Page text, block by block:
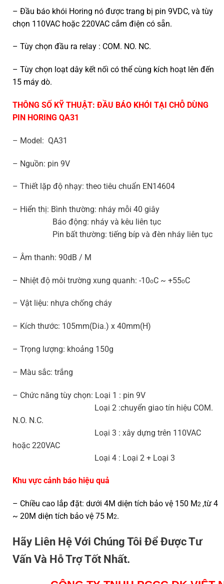
– Đầu báo khói Horing nó được trang bị pin 9VDC, và tùy
chọn 110VAC hoặc 220VAC cắm điện có sẵn.
– Tùy chọn đầu ra relay : COM. NO. NC.
– Tùy chọn loạt dây kết nối có thể cùng kích hoạt lên đến
15 máy dò.
THÔNG SỐ KỸ THUẬT: ĐẦU BÁO KHÓI TẠI CHỖ DÙNG
PIN HORING QA31
– Model: QA31
– Nguồn: pin 9V
– Thiết lặp độ nhạy: theo tiêu chuẩn EN14604
– Hiển thị: Bình thường: nháy mỗi 40 giây
Báo động: nháy và kêu liên tục
Pin bất thường: tiếng bíp và đèn nháy liên tục
– Âm thanh: 90dB / M
– Nhiệt độ môi trường xung quanh: -10oC ~ +55oC
– Vật liệu: nhựa chống cháy
– Kích thước: 105mm(Dia.) x 40mm(H)
– Trọng lượng: khoảng 150g
– Màu sắc: trắng
– Chức năng tùy chọn: Loại 1 : pin 9V
Loại 2 :chuyển giao tín hiệu COM.
N.O. N.C.
Loại 3 : xây dựng trên 110VAC
hoặc 220VAC
Loại 4 : Loại 2 + Loại 3
Khu vực cảnh báo hiệu quả
– Chiều cao lắp đặt: dưới 4M diện tích bảo vệ 150 M2 ,từ 4
~ 20M diện tích bảo vệ 75 M2.
Hãy Liên Hệ Với Chúng Tôi Để Được Tư
Vấn Và Hỗ Trợ Tốt Nhất.